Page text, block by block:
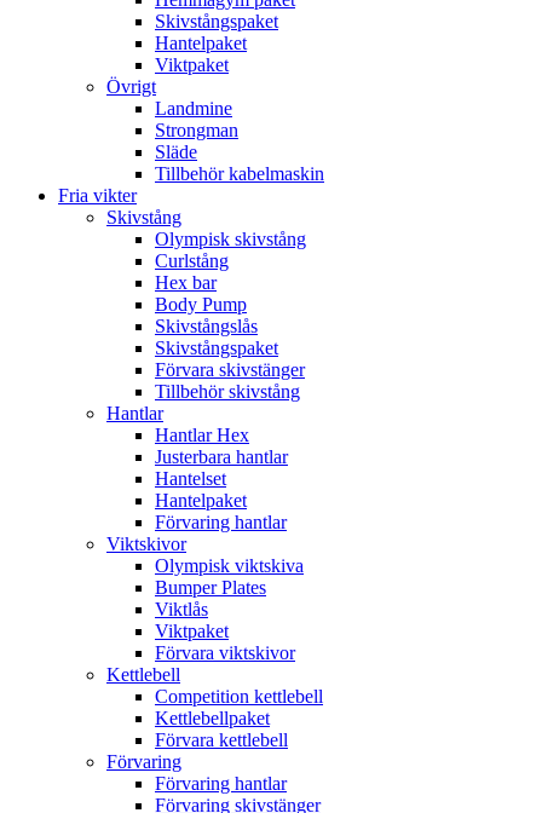
Skivstångspaket
Hantelpaket
Viktpaket
Övrigt
Landmine
Strongman
Släde
Tillbehör kabelmaskin
Fria vikter
Skivstång
Olympisk skivstång
Curlstång
Hex bar
Body Pump
Skivstångslås
Skivstångspaket
Förvara skivstänger
Tillbehör skivstång
Hantlar
Hantlar Hex
Justerbara hantlar
Hantelset
Hantelpaket
Förvaring hantlar
Viktskivor
Olympisk viktskiva
Bumper Plates
Viktlås
Viktpaket
Förvara viktskivor
Kettlebell
Competition kettlebell
Kettlebellpaket
Förvara kettlebell
Förvaring
Förvaring hantlar
Förvaring skivstänger